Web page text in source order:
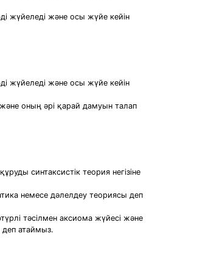
жүйеледі және осы жүйе кейін
жүйеледі және осы жүйе кейін
оның әрі қарай дамуын талап
синтаксистік теория негізіне
немесе дәлелдеу теориясы деп
тәсілмен аксиома жүйесі және
атаймыз.